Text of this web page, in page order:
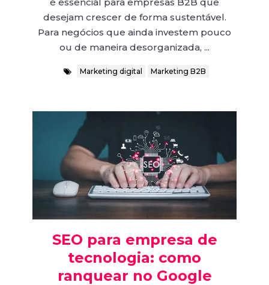
desejam crescer de forma sustentável.
Para negócios que ainda investem pouco
ou de maneira desorganizada, ...
Marketing digital Marketing B2B
SEO para empresa de
tecnologia: como
ranquear no Google